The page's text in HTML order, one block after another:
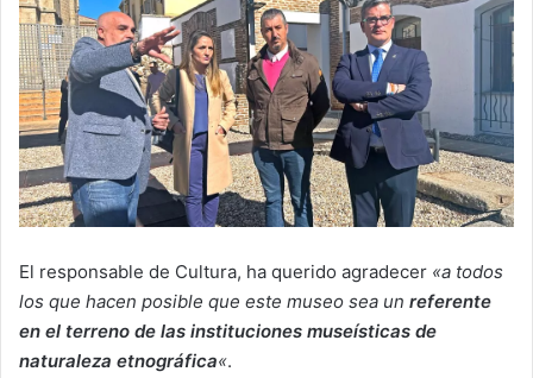
El responsable de Cultura, ha querido agradecer «a todos
los que hacen posible que este museo sea un referente
en el terreno de las instituciones museísticas de
naturaleza etnográfica«.